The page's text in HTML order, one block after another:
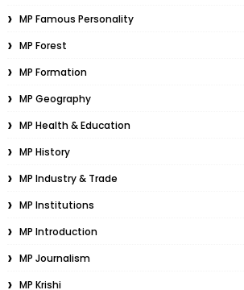
MP Famous Personality
MP Forest
MP Formation
MP Geography
MP Health & Education
MP History
MP Industry & Trade
MP Institutions
MP Introduction
MP Journalism
MP Krishi